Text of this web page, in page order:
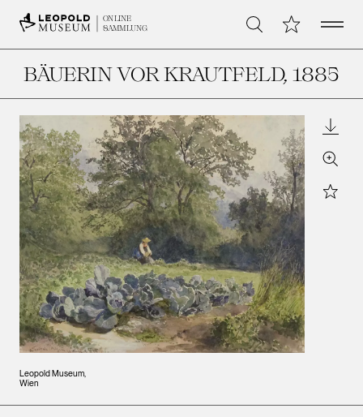
ONLINE
SAMMLUNG
Suche Meine Open
BÄUERIN VOR KRAUTFELD, 1885
Leopold Museum,
Wien
Zoom
Star